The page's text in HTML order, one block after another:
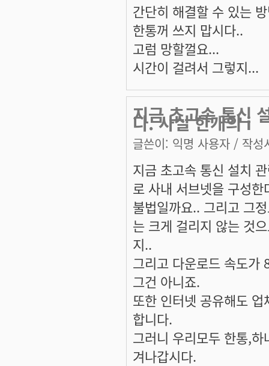
간단히 해결할 수 있는
한통꺼 쓰지 맙시다..
고럼 망할껄요...
시간이 걸려서 그렇지...
지금 초고속 통신
다. 사실 한개의 i
글쓴이: 익명 사용자 / 작성
지금 초고속 통신 설치
로 사내 서브넷을 구성한
불법일까요.. 그리고 그
는 크게 걸리지 않는 것
지..
그리고 다운로드 속도가
그건 아니죠.
또한 인터넷 공유해도
합니다.
그러니 우리모두 한통,
겨나갑시다.